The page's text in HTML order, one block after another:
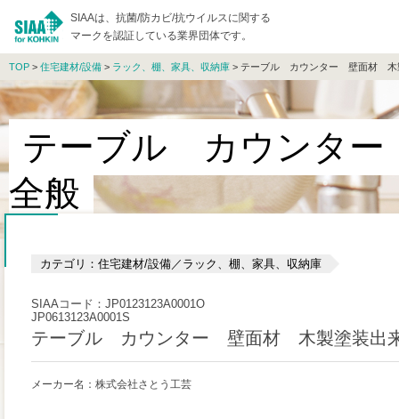
SIAAは、抗菌/防カビ/抗ウイルスに関する
マークを認証している業界団体です。
TOP > 住宅建材/設備 > ラック、棚、家具、収納庫 > テーブル カウンター 壁面材 木
テーブル カウンタ
全般
カテゴリ：住宅建材/設備／ラック、棚、家具、収納庫
SIAAコード：JP0123123A0001O
JP0613123A0001S
テーブル カウンター 壁面材 木製塗装出
メーカー名：株式会社さとう工芸